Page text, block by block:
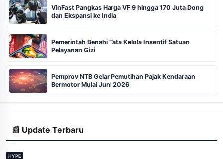
VinFast Pangkas Harga VF 9 hingga 170 Juta Dong
dan Ekspansi ke India
Pemerintah Benahi Tata Kelola Insentif Satuan
Pelayanan Gizi
Pemprov NTB Gelar Pemutihan Pajak Kendaraan
Bermotor Mulai Juni 2026
📰 Update Terbaru
HYPE